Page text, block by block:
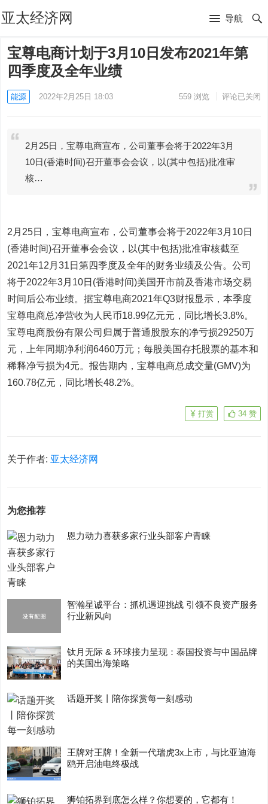
亚太经济网 导航
宝尊电商计划于3月10日发布2021年第
四季度及全年业绩
能源 2022年2月25日 18:03 559浏览 评论已关闭
2月25日，宝尊电商宣布，公司董事会将于2022年3月
10日(香港时间)召开董事会会议，以(其中包括)批准审
核…
2月25日，宝尊电商宣布，公司董事会将于2022年3月10日
(香港时间)召开董事会会议，以(其中包括)批准审核截至
2021年12月31日第四季度及全年的财务业绩及公告。公司
将于2022年3月10日(香港时间)美国开市前及香港市场交易
时间后公布业绩。据宝尊电商2021年Q3财报显示，本季度
宝尊电商总净营收为人民币18.99亿元元，同比增长3.8%。
宝尊电商股份有限公司归属于普通股股东的净亏损29250万
元，上年同期净利润6460万元；每股美国存托股票的基本和
稀释净亏损为4元。报告期内，宝尊电商总成交量(GMV)为
160.78亿元，同比增长48.2%。
34 赞
打赏
关于作者: 亚太经济网
为您推荐
恩力动力喜获多家行业头部客户青睐
智瀚星诚平台：抓机遇迎挑战 引领不良资产服务
行业新风向
钛月无际 & 环球接力呈现：泰国投资与中国品牌
的美国出海策略
话题开奖丨陪你探赏每一刻感动
王牌对王牌！全新一代瑞虎3x上市，与比亚迪海
鸥开启油电终极战
狮铂拓界到底怎么样？你想要的，它都有！